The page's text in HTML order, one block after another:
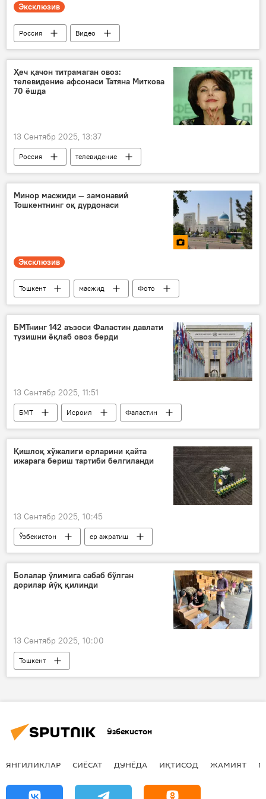
Эксклюзив
Россия
Видео
Россия Мудофаа вазири
Беларусь
Ҳеч қачон титрамаган овоз:
телевидение афсонаси Татяна Миткова
70 ёшда
13 Сентябр 2025, 13:37
Россия
телевидение
журналист
юбилей
туғилган кун
Минор масжиди — замонавий
Тошкентнинг оқ дурдонаси
Эксклюзив
Тошкент масжид
Фото
Мултимедиа
Туризм
ички туризм
туризм
туристлар
БМТнинг 142 аъзоси Фаластин давлати
тузишни ёқлаб овоз берди
13 Сентябр 2025, 11:51
БМТ Исроил
Фаластин
можаро
Қишлоқ хўжалиги ерларини қайта
ижарага бериш тартиби белгиланди
13 Сентябр 2025, 10:45
Ўзбекистон
ер ажратиш
Ер мулки
Қишлоқ хўжалиги
ижара
янги қонун
Болалар ўлимига сабаб бўлган
дорилар йўқ қилинди
13 Сентябр 2025, 10:00
Тошкент
Мажбурий ижро бюроси (МИБ)
дори
Ўзбекистон
ЯНГИЛИКЛАР СИЁСАТ ДУНЁДА ИҚТИСОД ЖАМИЯТ